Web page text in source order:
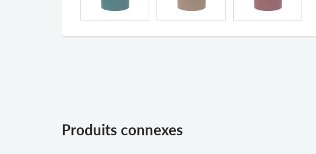
Produits connexes